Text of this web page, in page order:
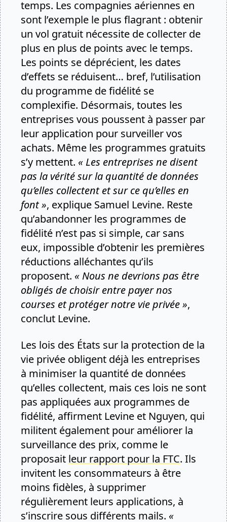
temps. Les compagnies aériennes en
sont l’exemple le plus flagrant : obtenir
un vol gratuit nécessite de collecter de
plus en plus de points avec le temps.
Les points se déprécient, les dates
d’effets se réduisent… bref, l’utilisation
du programme de fidélité se
complexifie. Désormais, toutes les
entreprises vous poussent à passer par
leur application pour surveiller vos
achats. Même les programmes gratuits
s’y mettent. « Les entreprises ne disent
pas la vérité sur la quantité de données
qu’elles collectent et sur ce qu’elles en
font », explique Samuel Levine. Reste
qu’abandonner les programmes de
fidélité n’est pas si simple, car sans
eux, impossible d’obtenir les premières
réductions alléchantes qu’ils
proposent. « Nous ne devrions pas être
obligés de choisir entre payer nos
courses et protéger notre vie privée »,
conclut Levine.
Les lois des États sur la protection de la
vie privée obligent déjà les entreprises
à minimiser la quantité de données
qu’elles collectent, mais ces lois ne sont
pas appliquées aux programmes de
fidélité, affirment Levine et Nguyen, qui
militent également pour améliorer la
surveillance des prix, comme le
proposait leur rapport pour la FTC. Ils
invitent les consommateurs à être
moins fidèles, à supprimer
régulièrement leurs applications, à
s’inscrire sous différents mails. «